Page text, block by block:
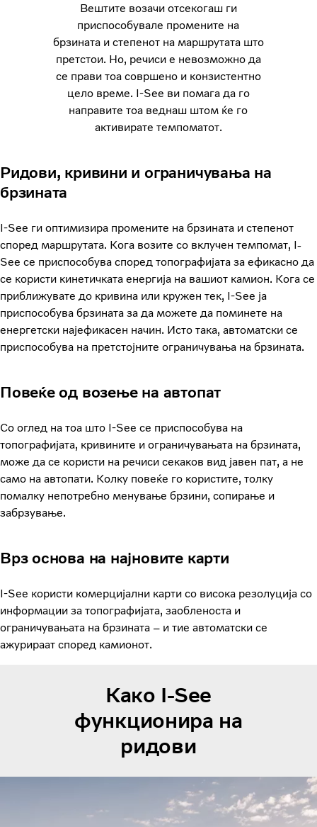
Вештите возачи отсекогаш ги
приспособувале промените на
брзината и степенот на маршрутата што
претстои. Но, речиси е невозможно да
се прави тоа совршено и конзистентно
цело време. I-See ви помага да го
направите тоа веднаш штом ќе го
активирате темпоматот.
Ридови, кривини и ограничувања на
брзината
I-See ги оптимизира промените на брзината и степенот
според маршрутата. Кога возите со вклучен темпомат, I-
See се приспособува според топографијата за ефикасно да
се користи кинетичката енергија на вашиот камион. Кога се
приближувате до кривина или кружен тек, I-See ја
приспособува брзината за да можете да поминете на
енергетски најефикасен начин. Исто така, автоматски се
приспособува на претстојните ограничувања на брзината.
Повеќе од возење на автопат
Со оглед на тоа што I-See се приспособува на
топографијата, кривините и ограничувањата на брзината,
може да се користи на речиси секаков вид јавен пат, а не
само на автопати. Колку повеќе го користите, толку
помалку непотребно менување брзини, сопирање и
забрзување.
Врз основа на најновите карти
I-See користи комерцијални карти со висока резолуција со
информации за топографијата, заобленоста и
ограничувањата на брзината – и тие автоматски се
ажурираат според камионот.
Како I-See
функционира на
ридови